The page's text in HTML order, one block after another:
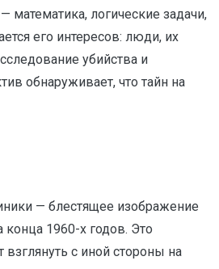
математика, логические задачи,
его интересов: люди, их
убийства и
обнаруживает, что тайн на
— блестящее изображение
1960-х годов. Это
взглянуть с иной стороны на